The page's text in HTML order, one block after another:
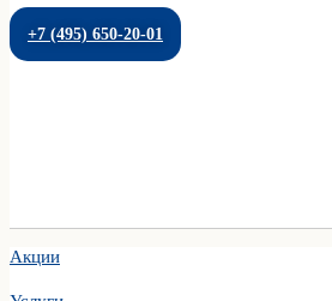
+7 (495) 650-20-01
Акции